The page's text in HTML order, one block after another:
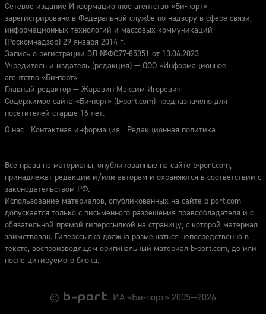
Сетевое издание Информационное агентство «Би-порт»
зарегистрировано в Федеральной службе по надзору в сфере связи,
информационных технологий и массовых коммуникаций
(Роскомнадзор) 29 января 2014 г.
Запись о регистрации ЭЛ №ФС77-85351 от 13.06.2023
Учредитель и издатель (редакция) — ООО «Информационное
агентство «Би-порт»
Главный редактор — Жаравин Максим Игоревич
Содержимое сайта «Би-порт» (b-port.com) предназначено для
посетителей старше 16 лет.
О нас
Контактная информация Редакционная политика
Все права на материалы, опубликованные на сайте b-port.com,
принадлежат редакции и/или авторам и охраняются в соответствии с
законодательством РФ.
Использование материалов, опубликованных на сайте b-port.com
допускается только с письменного разрешения правообладателя и с
обязательной прямой гиперссылкой на страницу, с которой материал
заимствован. Гиперссылка должна размещаться непосредственно в
тексте, воспроизводящем оригинальный материал b-port.com, до или
после цитируемого блока.
© ИА «Би-порт» 2005—2026